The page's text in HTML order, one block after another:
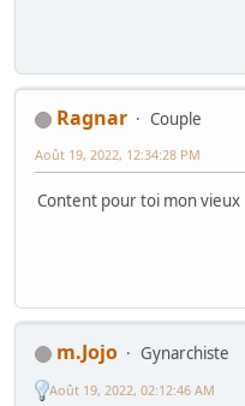
Ragnar
Couple
Août 19, 2022, 12:34:28 PM
Content pour toi mon vieux
m.Jojo
Gynarchiste
Août 19, 2022, 02:12:46 AM